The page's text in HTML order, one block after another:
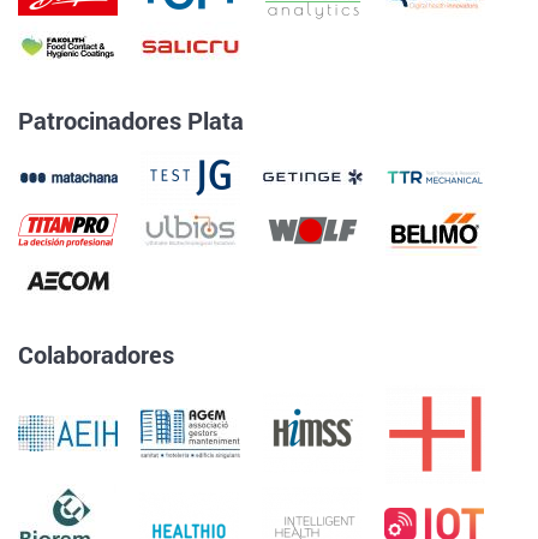
Patrocinadores Plata
Colaboradores